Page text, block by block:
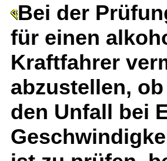
Bei der
für einen
Kraftfahrer
abzustellen,
den Unfall bei